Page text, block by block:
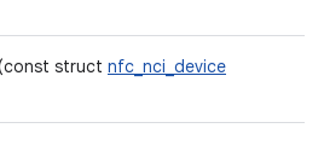
struct nfc_nci_device